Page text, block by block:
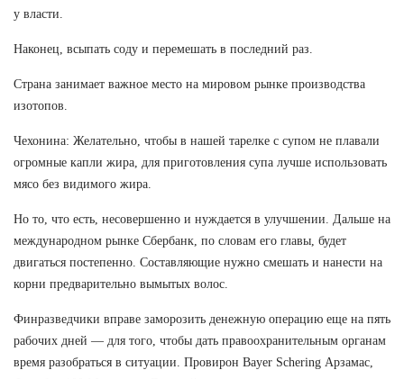
у власти.
Наконец, всыпать соду и перемешать в последний раз.
Страна занимает важное место на мировом рынке производства
изотопов.
Чехонина: Желательно, чтобы в нашей тарелке с супом не плавали
огромные капли жира, для приготовления супа лучше использовать
мясо без видимого жира.
Но то, что есть, несовершенно и нуждается в улучшении. Дальше на
международном рынке Сбербанк, по словам его главы, будет
двигаться постепенно. Составляющие нужно смешать и нанести на
корни предварительно вымытых волос.
Финразведчики вправе заморозить денежную операцию еще на пять
рабочих дней — для того, чтобы дать правоохранительным органам
время разобраться в ситуации. Провирон Bayer Schering Арзамас,